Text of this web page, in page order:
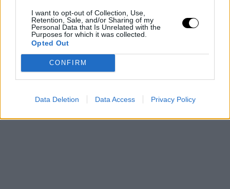
I want to opt-out of Collection, Use,
Retention, Sale, and/or Sharing of my
Personal Data that Is Unrelated with the
Purposes for which it was collected.
Opted Out
CONFIRM
Data Deletion Data Access Privacy Policy
un traspaso reciente, aprovechó la oportunidad para
brillar en un contexto de máxima exigencia,
contribuyendo de forma decisiva al primer triunfo de la
serie para los Lakers.